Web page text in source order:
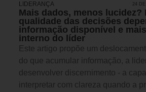
LIDERANÇA 24
Mais dados, menos lucidez?
qualidade das decisões
informação disponível e
interno do líder
Este artigo propõe um
do que acumular informação, a
desenvolver discernimento - a
interpretar com clareza quando a